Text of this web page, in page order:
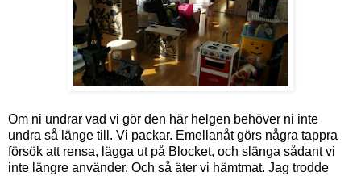
Om ni undrar vad vi gör den här helgen behöver ni inte
undra så länge till. Vi packar. Emellanåt görs några tappra
försök att rensa, lägga ut på Blocket, och slänga sådant vi
inte längre använder. Och så äter vi hämtmat. Jag trodde